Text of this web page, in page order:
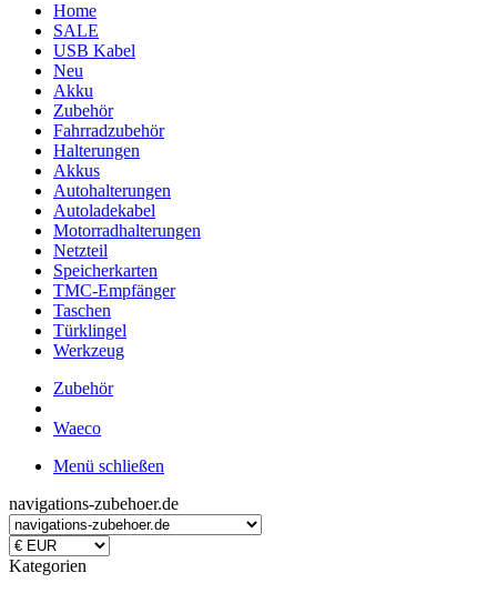
Home
SALE
USB Kabel
Neu
Akku
Zubehör
Fahrradzubehör
Halterungen
Akkus
Autohalterungen
Autoladekabel
Motorradhalterungen
Netzteil
Speicherkarten
TMC-Empfänger
Taschen
Türklingel
Werkzeug
Zubehör
Waeco
Menü schließen
navigations-zubehoer.de
Kategorien